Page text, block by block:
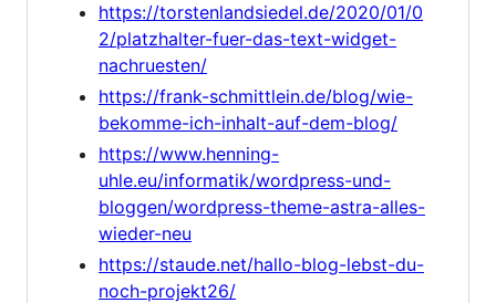
https://torstenlandsiedel.de/2020/01/0
2/platzhalter-fuer-das-text-widget-
nachruesten/
https://frank-schmittlein.de/blog/wie-
bekomme-ich-inhalt-auf-dem-blog/
https://www.henning-
uhle.eu/informatik/wordpress-und-
bloggen/wordpress-theme-astra-alles-
wieder-neu
https://staude.net/hallo-blog-lebst-du-
noch-projekt26/